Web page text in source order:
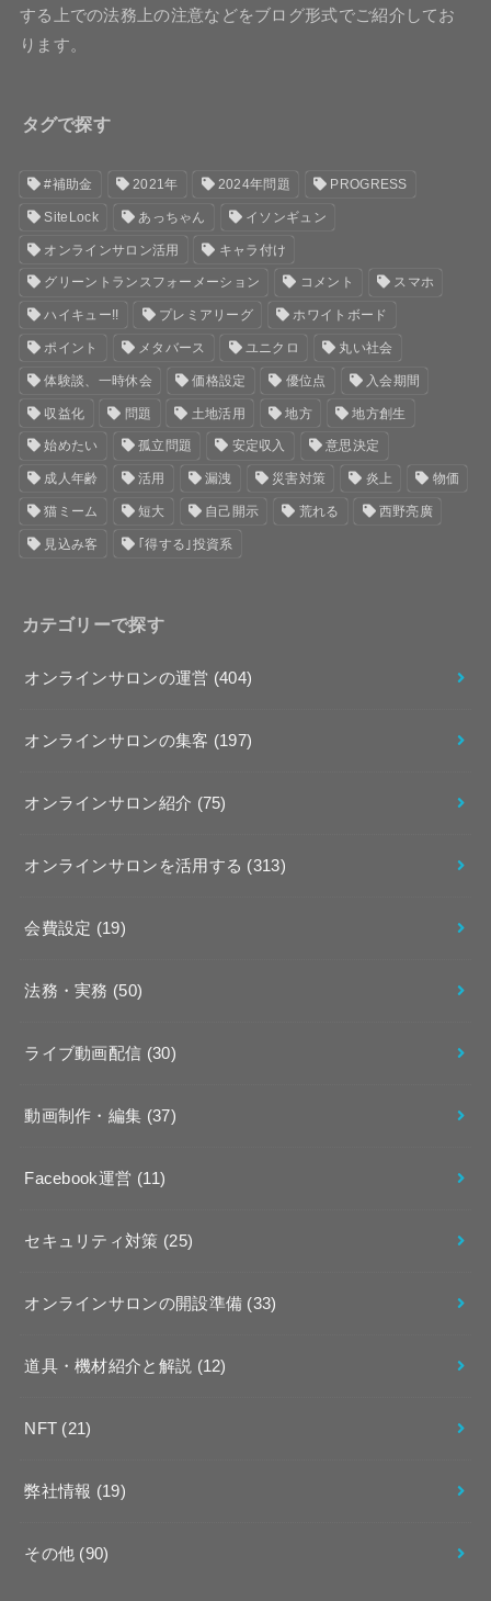
する上での法務上の注意などをブログ形式でご紹介してお
ります。
タグで探す
#補助金 2021年 2024年問題 PROGRESS
SiteLock あっちゃん イソンギュン
オンラインサロン活用 キャラ付け
グリーントランスフォーメーション コメント スマホ
ハイキュー!! プレミアリーグ ホワイトボード
ポイント メタバース ユニクロ 丸い社会
体験談、一時休会 価格設定 優位点 入会期間
収益化 問題 土地活用 地方 地方創生
始めたい 孤立問題 安定収入 意思決定
成人年齢 活用 漏洩 災害対策 炎上 物価
猫ミーム 短大 自己開示 荒れる 西野亮廣
見込み客 ｢得する｣投資系
カテゴリーで探す
オンラインサロンの運営 (404)
オンラインサロンの集客 (197)
オンラインサロン紹介 (75)
オンラインサロンを活用する (313)
会費設定 (19)
法務・実務 (50)
ライブ動画配信 (30)
動画制作・編集 (37)
Facebook運営 (11)
セキュリティ対策 (25)
オンラインサロンの開設準備 (33)
道具・機材紹介と解説 (12)
NFT (21)
弊社情報 (19)
その他 (90)